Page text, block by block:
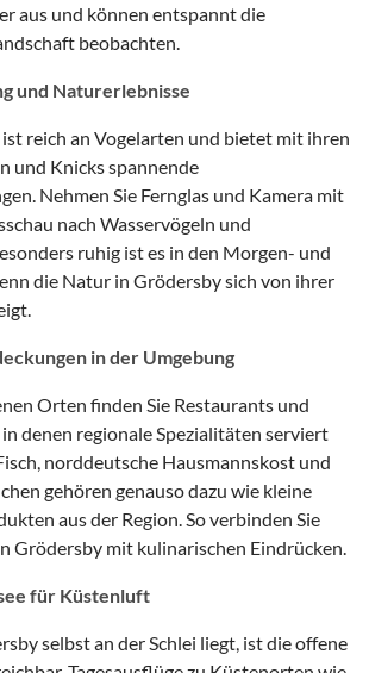
aus und können entspannt die
beobachten.
und Naturerlebnisse
reich an Vogelarten und bietet mit ihren
und Knicks spannende
Nehmen Sie Fernglas und Kamera mit
nach Wasservögeln und
ruhig ist es in den Morgen- und
die Natur in Grödersby sich von ihrer
in der Umgebung
Orten finden Sie Restaurants und
denen regionale Spezialitäten serviert
norddeutsche Hausmannskost und
gehören genauso dazu wie kleine
aus der Region. So verbinden Sie
Grödersby mit kulinarischen Eindrücken.
für Küstenluft
selbst an der Schlei liegt, ist die offene